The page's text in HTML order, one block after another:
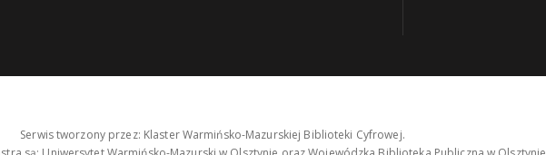
Serwis tworzony przez: Klaster Warmińsko-Mazurskiej Biblioteki Cyfrowej.